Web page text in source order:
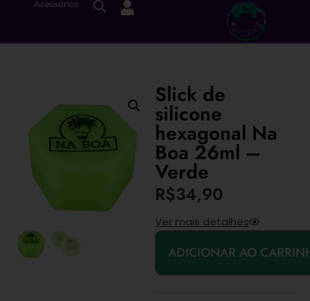
Acessórios
Slick de
silicone
hexagonal Na
Boa 26ml –
Verde
R$34,90
Ver mais detalhes
ADICIONAR AO